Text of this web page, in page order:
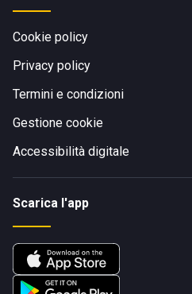
Cookie policy
Privacy policy
Termini e condizioni
Gestione cookie
Accessibilità digitale
Scarica l'app